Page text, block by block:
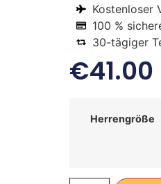
Kostenloser
100 %
30-tägiger
€41.00
Herrengröße